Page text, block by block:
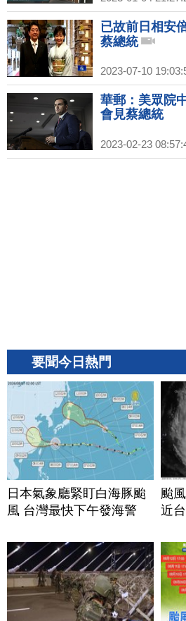
已故前日相安
蔡總統
2023-07-10
華郵：美眾院
會見蔡總統
2023-02-23
要聞今日熱門
日本氣象廳緊盯白海豚颱
風 台灣最快下午發海警
颱
近